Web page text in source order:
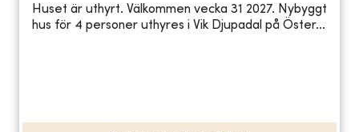
Huset är uthyrt. Välkommen vecka 31 2027. Nybyggt
hus för 4 personer uthyres i Vik Djupadal på Öster...